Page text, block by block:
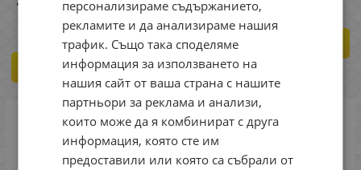
13.96 € / 27.30 лв.
ВАРИАНТИ
персонализираме съдържанието,
рекламите и да анализираме нашия
трафик. Също така споделяме
информация за използването на
нашия сайт от ваша страна с нашите
партньори за реклама и анализи,
които може да я комбинират с друга
информация, която сте им
предоставили или която са събрали от